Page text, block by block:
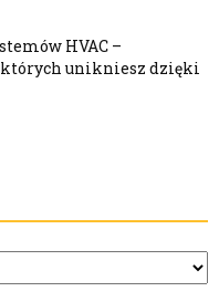
HVAC –
których unikniesz dzięki